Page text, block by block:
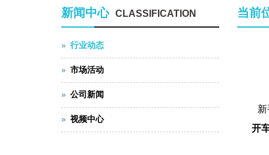
当前
开
新闻中心 CLASSIFICATION
行业动态
市场活动
公司新闻
视频中心